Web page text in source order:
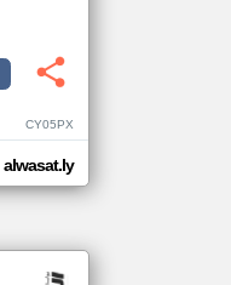
CY05PX
alwasat.ly